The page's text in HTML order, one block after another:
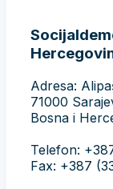
Adresa:
71000
Bosna i
Telefon:
Fax: +387